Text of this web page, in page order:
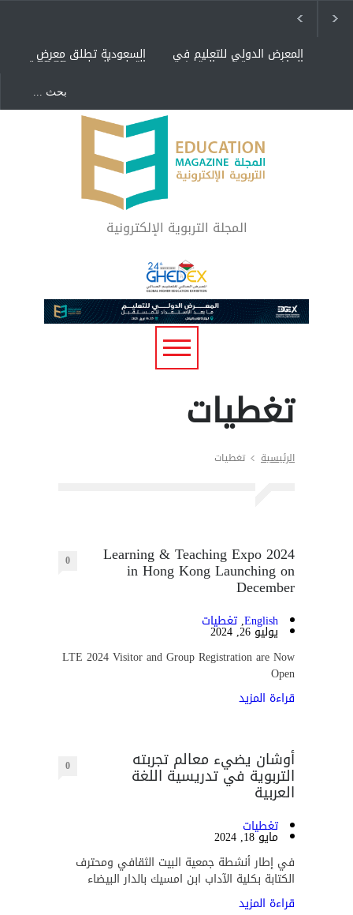
السعودية تطلق معرض
التعليم الدولي EDGEx تحت
المعرض الدولي للتعليم في
الرياض.. من تجارب المتميزين
تُعقد في جدة والخبر بالمملكة
العربية السعودية
شراكة مجتمعية لمجمع
تعليمي بالطائف تستهدف
الأيتام وأبناء الشهداء
والمتفوقين
المجلة التربوية الإلكترونية
تغطيات
الرئيسية تغطيات
Learning & Teaching Expo 2024
in Hong Kong Launching on
December
0
English
,تغطيات
يوليو 26, 2024
LTE 2024 Visitor and Group Registration are Now
Open
قراءة المزيد
أوشان يضيء معالم تجربته
التربوية في تدريسية اللغة
العربية
0
تغطيات
مايو 18, 2024
في إطار أنشطة جمعية البيت الثقافي ومحترف
الكتابة بكلية الآداب ابن امسيك بالدار البيضاء
قراءة المزيد